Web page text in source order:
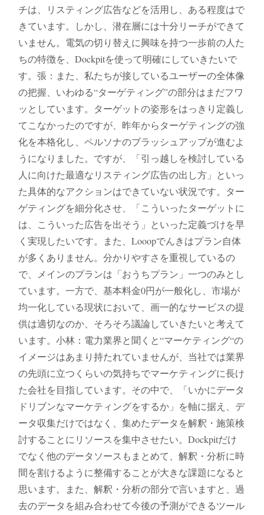
チは、リスティング広告などを活用し、ある程度はで
きています。しかし、潜在層には十分リーチができて
いません。電気の切り替えに興味を持つ一歩前の人た
ちの特徴を、Dockpitを使って明確にしていきたいで
す。張：また、私たちが接しているユーザーの全体像
の把握、いわゆる“ターゲティング”の部分はまだフワ
ッとしています。ターゲットの姿形をはっきり定義し
てこなかったのですが、昨年からターゲティングの強
化を本格化し、ペルソナのブラッシュアップが進むよ
うになりました。ですが、「引っ越しを検討している
人に向けた最適なリスティング広告の出し方」といっ
た具体的なアクションはできていない状況です。ター
ゲティングを細分化させ、「こういったターゲットに
は、こういった広告を出そう」といった定義づけを早
く実現したいです。また、Looopでんきはプラン自体
が多くありません。分かりやすさを重視しているの
で、メインのプランは「おうちプラン」一つのみとし
ています。一方で、基本料金0円が一般化し、市場が
均一化している現状において、画一的なサービスの提
供は適切なのか、そろそろ議論していきたいと考えて
います。小林：電力業界と聞くと“マーケティング“の
イメージはあまり持たれていませんが、当社では業界
の先頭に立つくらいの気持ちでマーケティングに長け
た会社を目指しています。その中で、「いかにデータ
ドリブンなマーケティングをするか」を軸に据え、デ
ータ収集だけではなく、集めたデータを解釈・施策検
討することにリソースを集中させたい。Dockpitだけ
でなく他のデータソースもまとめて、解釈・分析に時
間を割けるように整備することが大きな課題になると
思います。また、解釈・分析の部分で言いますと、過
去のデータを組み合わせて今後の予測ができるツール